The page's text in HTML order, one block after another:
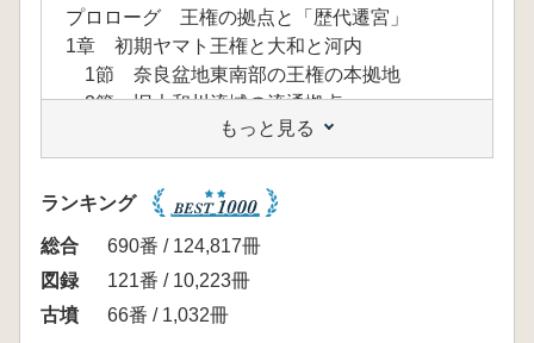
プロローグ 王権の拠点と「歴代遷宮」
1章 初期ヤマト王権と大和と河内
1節 奈良盆地東南部の王権の本拠地
2節 旧大和川流域の流通拠点
3節 農業生産の拡大
2章 佐紀の王墓と居館
3章 百舌鳥・古市古墳群の時代
1節 大型倉庫と大型建物
2節 王権膝下の大規模生産地
3節 奈良盆地の居館
4章 継体大王と淀川水系
1節 河内馬飼と継体大王
もっと見る
ランキング
総合
690番 / 124,817冊
図録
121番 / 10,223冊
古墳
66番 / 1,032冊